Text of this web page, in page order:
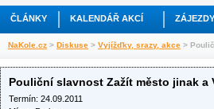
ČLÁNKY KALENDÁŘ AKCÍ ZÁJEZDY
NaKole.cz > Diskuse > Vyjížďky, srazy, akce >
Pouliční slavnost Zažít město jinak a
Termín: 24.09.2011